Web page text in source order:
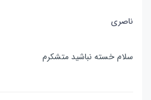
ناصری
سلام خسته نباشید متشکرم